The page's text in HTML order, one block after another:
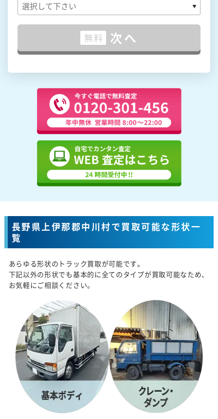
無料 次へ
長野県上伊那郡中川村で買取可能な形状一
覧
あらゆる形状のトラック買取が可能です。
下記以外の形状でも基本的に全てのタイプが買取可能なため、
お気軽にご相談ください。